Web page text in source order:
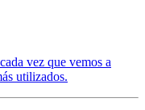
vez que vemos a
utilizados.